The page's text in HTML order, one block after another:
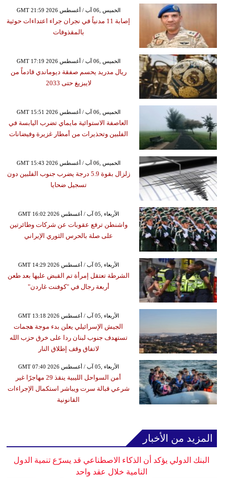
GMT 21:59 2026 الخميس ,06 آب / أغسطس
إصابة 11 مدنياً في نجران جراء اعتداءات حوثية
بالمقذوفات
GMT 17:19 2026 الخميس ,06 آب / أغسطس
ريال مدريد يحسم صفقة ديوماندي قادماً من
لايبزيغ حتى 2033
GMT 15:51 2026 الخميس ,06 آب / أغسطس
العاصفة الاستوائية مايماي تضرب اليابسة في
الفلبين وتحذيرات من أمطار غزيرة وفيضانات
GMT 15:43 2026 الخميس ,06 آب / أغسطس
زلزال بقوة 5.9 درجة يضرب جنوب الفلبين دون
تسجيل ضحايا
GMT 16:02 2026 الأربعاء ,05 آب / أغسطس
واشنطن ترفع عقوبات عن شركات وطائرتين
على صلة بالحرس الثوري الإيراني
GMT 14:29 2026 الأربعاء ,05 آب / أغسطس
الشرطة تعتقل إمرأة تم القبض عليها بعد طعن
أربعة رجال في "كوفنت غاردن"
GMT 13:18 2026 الأربعاء ,05 آب / أغسطس
الجيش الإسرائيلي يعلن بدء موجة هجمات
تستهدف جنوب لبنان ردا على خرق حزب الله
لاتفاق وقف إطلاق النار
GMT 07:40 2026 الأربعاء ,05 آب / أغسطس
أمن السواحل الليبية ينقذ 29 مهاجرًا غير
شرعي قبالة سرت ويباشر استكمال الإجراءات
القانونية
المزيد من الأخبار
البنك الدولي يؤكد أن الذكاء الاصطناعي قد يسرّع تنمية الدول
النامية خلال عقد واحد